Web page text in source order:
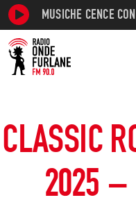
MUSICHE CENCE
CLASSIC
2025 –